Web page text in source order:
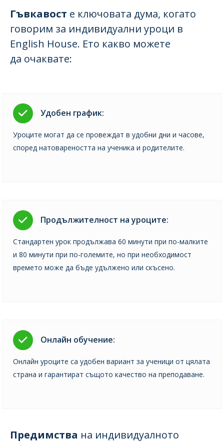
Гъвкавост е ключовата дума, когато
говорим за индивидуални уроци в
English House. Ето какво можете
да очаквате:
Удобен график:
Уроците могат да се провеждат в удобни дни и часове,
според натовареността на ученика и родителите.
Продължителност на уроците:
Стандартен урок продължава 60 минути при по-малките
и 80 минути при по-големите, но при необходимост
времето може да бъде удължено или скъсено.
Онлайн обучение:
Онлайн уроците са удобен вариант за ученици от цялата
страна и гарантират същото качество на преподаване.
Предимства на индивидуалното